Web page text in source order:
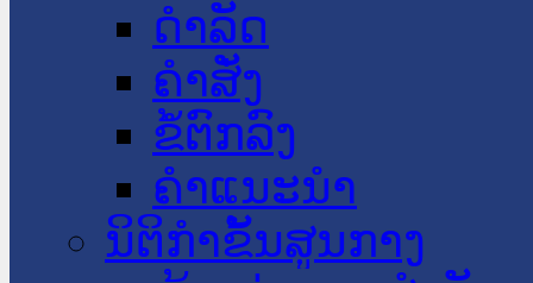
ດໍາລັດ
ຄໍາສັ່ງ
ຂໍ້ຕົກລົງ
ຄໍາແນະນໍາ
ນິຕິກຳຂັ້ນສູນກາງ